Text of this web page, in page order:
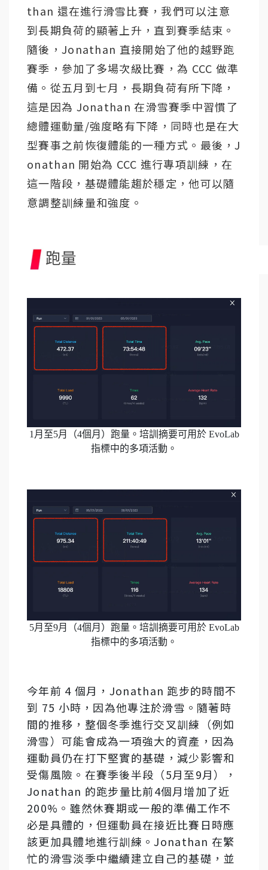
than 還在進行滑雪比賽，我們可以注意
到長期負荷的顯著上升，直到賽季結束。
隨後，Jonathan 直接開始了他的越野跑
賽季，參加了多場次級比賽，為 CCC 做準
備。從五月到七月，長期負荷有所下降，
這是因為 Jonathan 在滑雪賽季中習慣了
總體運動量/強度略有下降，同時也是在大
型賽事之前恢復體能的一種方式。最後，J
onathan 開始為 CCC 進行專項訓練，在
這一階段，基礎體能趨於穩定，他可以隨
意調整訓練量和強度。
跑量
1月至5月（4個月）跑量。培訓摘要可用於 EvoLab
指標中的多項活動。
5月至9月（4個月）跑量。培訓摘要可用於 EvoLab
指標中的多項活動。
今年前 4 個月，Jonathan 跑步的時間不
到 75 小時，因為他專注於滑雪。隨著時
間的推移，整個冬季進行交叉訓練（例如
滑雪）可能會成為一項強大的資產，因為
運動員仍在打下堅實的基礎，減少影響和
受傷風險。在賽季後半段（5月至9月），
Jonathan 的跑步量比前4個月增加了近
200%。雖然休賽期或一般的準備工作不
必是具體的，但運動員在接近比賽日時應
該更加具體地進行訓練。Jonathan 在繁
忙的滑雪淡季中繼續建立自己的基礎，並